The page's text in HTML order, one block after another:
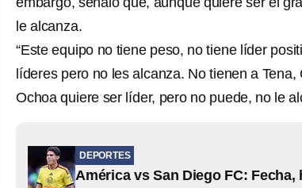
le alcanza.
“Este equipo no tiene peso, no tiene líder
líderes pero no les alcanza. No tienen a
Ochoa quiere ser líder, pero no puede, no le
DEPORTES
América vs San Diego FC: